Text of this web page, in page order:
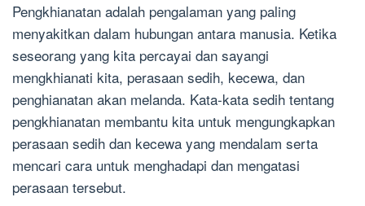
Pengkhianatan adalah pengalaman yang paling
menyakitkan dalam hubungan antara manusia. Ketika
seseorang yang kita percayai dan sayangi
mengkhianati kita, perasaan sedih, kecewa, dan
penghianatan akan melanda. Kata-kata sedih tentang
pengkhianatan membantu kita untuk mengungkapkan
perasaan sedih dan kecewa yang mendalam serta
mencari cara untuk menghadapi dan mengatasi
perasaan tersebut.